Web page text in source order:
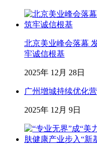
北京美业峰会落幕
牢诚信根基
2025年 12月 28日
广州增城持续优化
2025年 12月 9日